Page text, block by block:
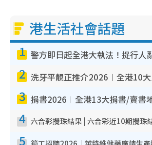
港生活社會話題
1
2
3
4
5